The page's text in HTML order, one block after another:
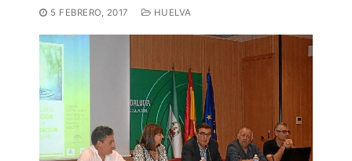
Inicio
5 FEBRERO, 2017 HUELVA